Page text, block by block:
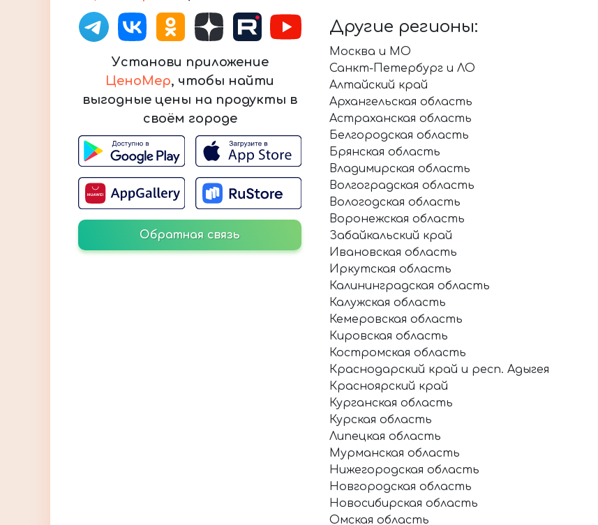
Установи приложение
ЦеноМер, чтобы найти
выгодные цены на продукты в
своём городе
Обратная связь
Другие регионы:
Москва и МО
Санкт-Петербург и ЛО
Алтайский край
Архангельская область
Астраханская область
Белгородская область
Брянская область
Владимирская область
Волгоградская область
Вологодская область
Воронежская область
Забайкальский край
Ивановская область
Иркутская область
Калининградская область
Калужская область
Кемеровская область
Кировская область
Костромская область
Краснодарский край и респ. Адыгея
Красноярский край
Курганская область
Курская область
Липецкая область
Мурманская область
Нижегородская область
Новгородская область
Новосибирская область
Омская область